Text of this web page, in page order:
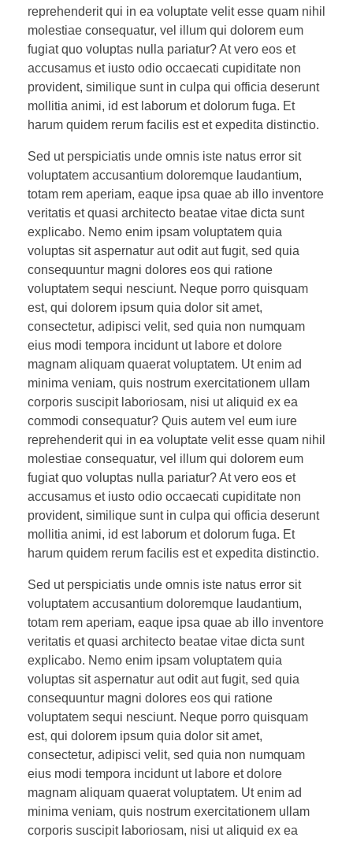
reprehenderit qui in ea voluptate velit esse quam nihil
molestiae consequatur, vel illum qui dolorem eum
fugiat quo voluptas nulla pariatur? At vero eos et
accusamus et iusto odio occaecati cupiditate non
provident, similique sunt in culpa qui officia deserunt
mollitia animi, id est laborum et dolorum fuga. Et
harum quidem rerum facilis est et expedita distinctio.
Sed ut perspiciatis unde omnis iste natus error sit
voluptatem accusantium doloremque laudantium,
totam rem aperiam, eaque ipsa quae ab illo inventore
veritatis et quasi architecto beatae vitae dicta sunt
explicabo. Nemo enim ipsam voluptatem quia
voluptas sit aspernatur aut odit aut fugit, sed quia
consequuntur magni dolores eos qui ratione
voluptatem sequi nesciunt. Neque porro quisquam
est, qui dolorem ipsum quia dolor sit amet,
consectetur, adipisci velit, sed quia non numquam
eius modi tempora incidunt ut labore et dolore
magnam aliquam quaerat voluptatem. Ut enim ad
minima veniam, quis nostrum exercitationem ullam
corporis suscipit laboriosam, nisi ut aliquid ex ea
commodi consequatur? Quis autem vel eum iure
reprehenderit qui in ea voluptate velit esse quam nihil
molestiae consequatur, vel illum qui dolorem eum
fugiat quo voluptas nulla pariatur? At vero eos et
accusamus et iusto odio occaecati cupiditate non
provident, similique sunt in culpa qui officia deserunt
mollitia animi, id est laborum et dolorum fuga. Et
harum quidem rerum facilis est et expedita distinctio.
Sed ut perspiciatis unde omnis iste natus error sit
voluptatem accusantium doloremque laudantium,
totam rem aperiam, eaque ipsa quae ab illo inventore
veritatis et quasi architecto beatae vitae dicta sunt
explicabo. Nemo enim ipsam voluptatem quia
voluptas sit aspernatur aut odit aut fugit, sed quia
consequuntur magni dolores eos qui ratione
voluptatem sequi nesciunt. Neque porro quisquam
est, qui dolorem ipsum quia dolor sit amet,
consectetur, adipisci velit, sed quia non numquam
eius modi tempora incidunt ut labore et dolore
magnam aliquam quaerat voluptatem. Ut enim ad
minima veniam, quis nostrum exercitationem ullam
corporis suscipit laboriosam, nisi ut aliquid ex ea